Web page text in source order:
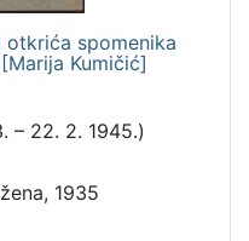
otkrića spomenika
Kumičić]
– 22. 2. 1945.)
1935